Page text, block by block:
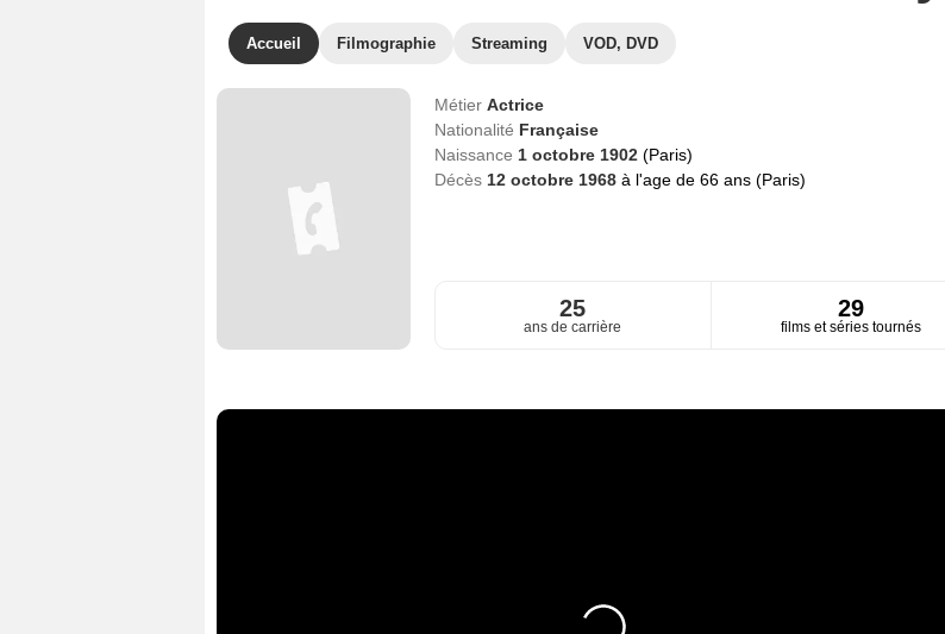
Accueil Filmographie Streaming VOD, DVD
Métier Actrice
Nationalité Française
Naissance 1 octobre 1902 (Paris)
Décès 12 octobre 1968 à l'age de 66 ans (Paris)
25
ans de carrière
29
films et séries tournés